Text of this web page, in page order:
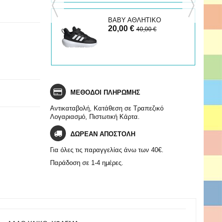
ΒΑΒΥ ΑΘΛΗΤΙΚΟ
FORTARUN
20,00 €40,00 €
ΜΕΘΟΔΟΙ ΠΛΗΡΩΜΗΣ
Αντικαταβολή, Κατάθεση σε Τραπεζικό
Λογαριασμό, Πιστωτική Κάρτα.
ΔΩΡΕΑΝ ΑΠΟΣΤΟΛΗ
Για όλες τις παραγγελίας άνω των 40€.
Παράδοση σε 1-4 ημέρες.